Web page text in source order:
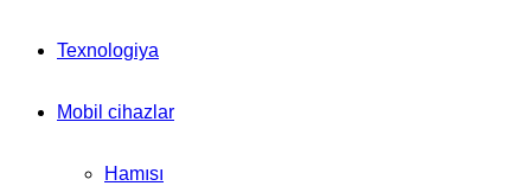
Texnologiya
Mobil cihazlar
Hamısı